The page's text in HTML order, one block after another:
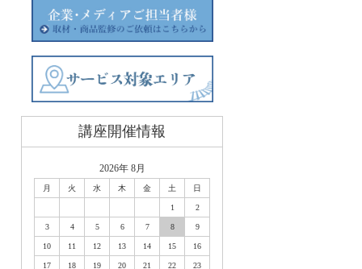
講座開催情報
2026年 8月
月 火 水 木 金 土 日
1 2
3 4 5 6 7 8 9
10 11 12 13 14 15 16
17 18 19 20 21 22 23